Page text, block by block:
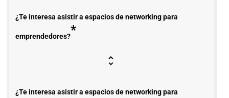
¿Te interesa asistir a espacios de networking para
emprendedores?*
¿Te interesa asistir a espacios de networking para